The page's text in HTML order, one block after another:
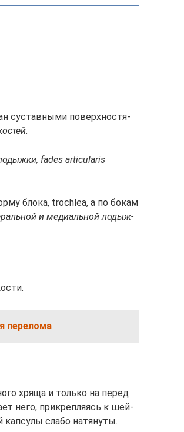
сус­тав­ны­ми по­верх­но­стя­
fades articularis
бло­ка, trochlea, а по бо­кам
и ме­ди­аль­ной ло­дыж­
перелома
хря­ща и толь­ко на пе­ред
не­го, при­кре­п­ля­ясь к шей­
кап­су­лы сла­бо на­тя­ну­ты.